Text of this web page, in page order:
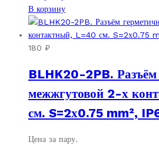
В корзину
180 ₽
BLHK20-2PB. Разъём
межжгутовой 2-х
см. S=2х0.75 mm²,
Цена за пару.